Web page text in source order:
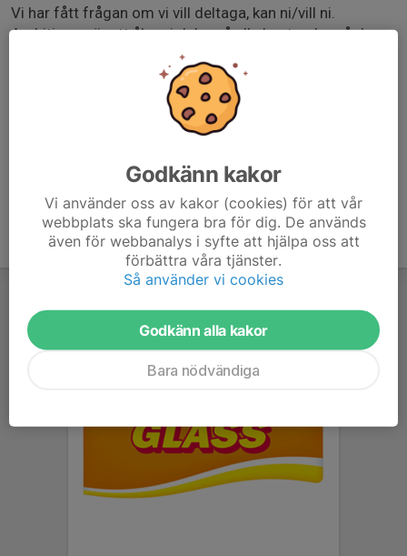
Vi har fått frågan om vi vill deltaga, kan ni/vill ni.
Ambitionen är att åka, vi delar på alla kostnader på de
Godkänn kakor
Vi använder oss av kakor (cookies) för att vår
webbplats ska fungera bra för dig. De används
även för webbanalys i syfte att hjälpa oss att
förbättra våra tjänster.
Så använder vi cookies
Godkänn alla kakor
Bara nödvändiga